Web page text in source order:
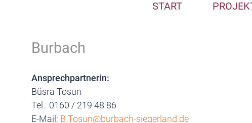
START
Burbach
Ansprechpartnerin:
Büsra Tosun
Tel.: 0160 / 219 48 86
E-Mail: B.Tosun@burbach-siegerland.de